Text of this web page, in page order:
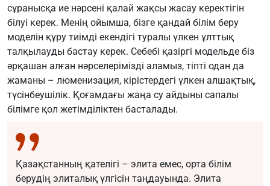
сұранысқа ие нәрсені қалай жақсы жасау керектігін
білуі керек. Менің ойымша, бізге қандай білім беру
моделін құру тиімді екендігі туралы үлкен ұлттық
талқылауды бастау керек. Себебі қазіргі модельде біз
әрқашан алған нәрселерімізді аламыз, тіпті одан да
жаманы – люменизация, кірістердегі үлкен алшақтық,
түсінбеушілік. Қоғамдағы жаңа су айдыны сапалы
білімге қол жетімділіктен басталады.
Қазақстанның қателігі – элита емес, орта білім
берудің элиталық үлгісін таңдауында. Элита